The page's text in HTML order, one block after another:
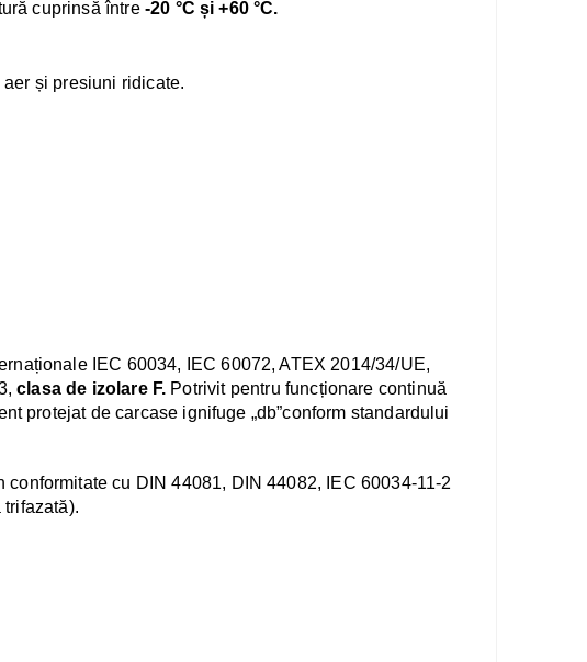
cuprinsă între -20 °C și +60 °C.
și presiuni ridicate.
IEC 60034, IEC 60072, ATEX 2014/34/UE,
clasa de izolare F. Potrivit pentru funcționare continuă
protejat de carcase ignifuge „db”conform standardului
conformitate cu DIN 44081, DIN 44082, IEC 60034-11-2